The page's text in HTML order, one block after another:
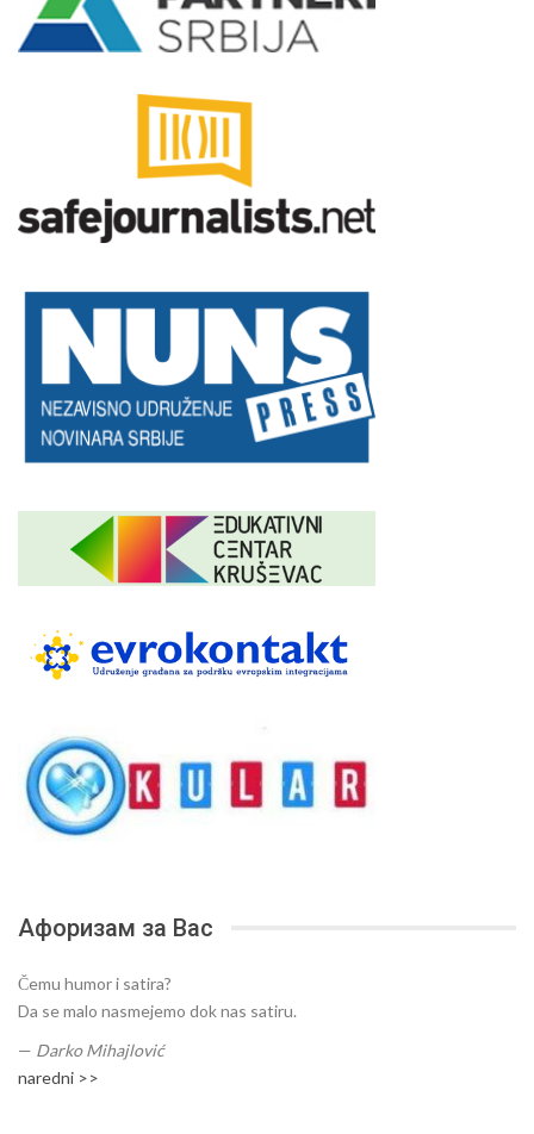
Афоризам за Вас
Čemu humor i satira?
Da se malo nasmejemo dok nas satiru.
— Darko Mihajlović
naredni >>